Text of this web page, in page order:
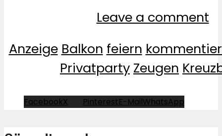
Leave a comment
Anzeige Balkon feiern
Privatparty Zeugen
FacebookX PinterestE-MailWhatsApp